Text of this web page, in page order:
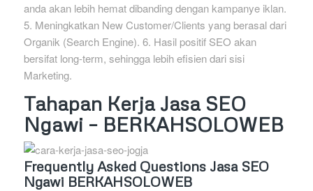
anda akan lebih hemat dibanding dengan kampanye iklan.
5. Meningkatkan New Customer/Clients yang berasal dari
Organik (Search Engine). 6. Hasil positif SEO akan
bersifat long-term, sehingga lebih efisien dari sisi
Marketing.
Tahapan Kerja Jasa SEO
Ngawi – BERKAHSOLOWEB
Frequently Asked Questions Jasa SEO
Ngawi BERKAHSOLOWEB